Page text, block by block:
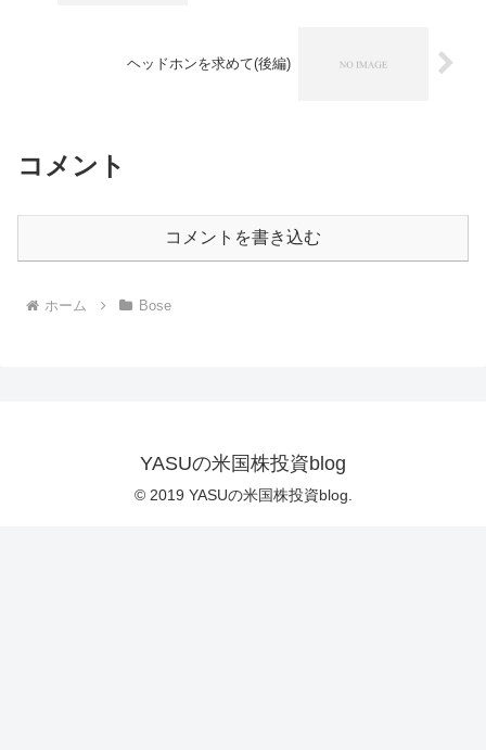
ヘッドホンを求めて(後編)
コメント
コメントを書き込む
ホーム Bose
YASUの米国株投資blog
© 2019 YASUの米国株投資blog.